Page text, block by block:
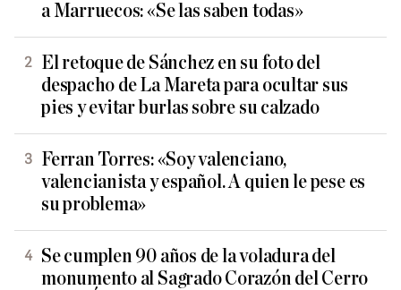
a Marruecos: «Se las saben todas»
El retoque de Sánchez en su foto del
despacho de La Mareta para ocultar sus
pies y evitar burlas sobre su calzado
Ferran Torres: «Soy valenciano,
valencianista y español. A quien le pese es
su problema»
Se cumplen 90 años de la voladura del
monumento al Sagrado Corazón del Cerro